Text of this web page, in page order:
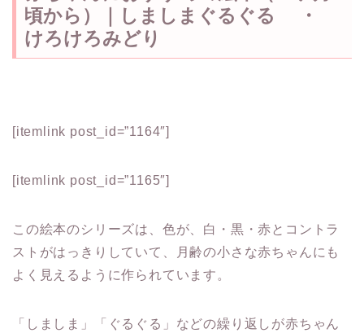
頃から）｜しましまぐるぐる ・
けろけろみどり
[itemlink post_id=”1164″]
[itemlink post_id=”1165″]
この絵本のシリーズは、色が、白・黒・赤とコントラ
ストがはっきりしていて、月齢の小さな赤ちゃんにも
よく見えるように作られています。
「しましま」「ぐるぐる」などの繰り返しが赤ちゃん